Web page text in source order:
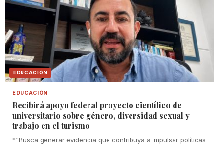
EDUCACIÓN
EDUCACIÓN
Recibirá apoyo federal proyecto científico de
universitario sobre género, diversidad sexual y
trabajo en el turismo
*“Busca generar evidencia que contribuya a impulsar políticas